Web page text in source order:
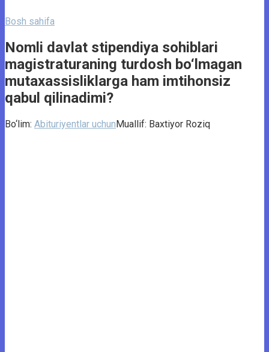
Bosh sahifa
Nomli davlat stipendiya sohiblari
magistraturaning turdosh bo‘lmagan
mutaxassisliklarga ham imtihonsiz
qabul qilinadimi?
Bo‘lim: Abituriyentlar uchunMuallif: Baxtiyor Roziq